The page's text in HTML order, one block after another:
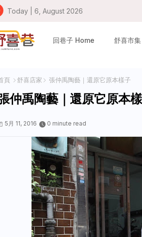
Today | 6, August 2026
回巷子 Home 舒喜市
頁 舒喜店家 張仲禹陶藝｜還原它原本樣子
仲禹陶藝｜還原它原本
5月 11, 2016 0 minute read